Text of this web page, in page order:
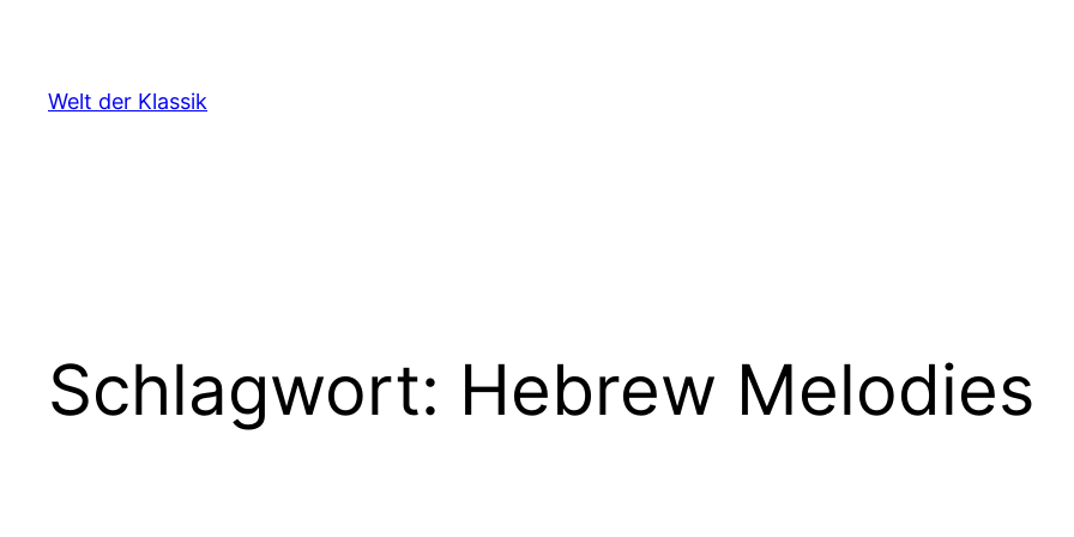
springen
Welt der Klassik
Schlagwort: Hebrew Melodies